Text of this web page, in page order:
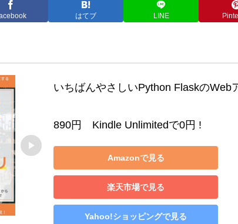
はてブ LINE
いちばんやさしいPython FlaskのWeb
890円　Kindle Unlimitedで0円 !
Amazonで見る
楽天市場で見る
Yahoo!ショッピングで見る